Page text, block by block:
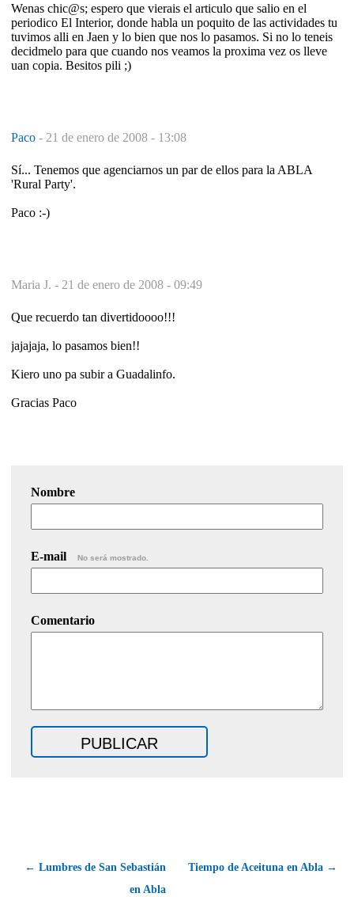
Wenas chic@s; espero que vierais el articulo que salio en el
periodico El Interior, donde habla un poquito de las actividades tu
tuvimos alli en Jaen y lo bien que nos lo pasamos. Si no lo teneis
decidmelo para que cuando nos veamos la proxima vez os lleve
uan copia. Besitos pili ;)
Paco - 21 de enero de 2008 - 13:08
Sí... Tenemos que agenciarnos un par de ellos para la ABLA
'Rural Party'.
Paco :-)
Maria J. - 21 de enero de 2008 - 09:49
Que recuerdo tan divertidoooo!!!
jajajaja, lo pasamos bien!!
Kiero uno pa subir a Guadalinfo.
Gracias Paco
Nombre
E-mail No será mostrado.
Comentario
← Lumbres de San Sebastián
en Abla
Tiempo de Aceituna en Abla →